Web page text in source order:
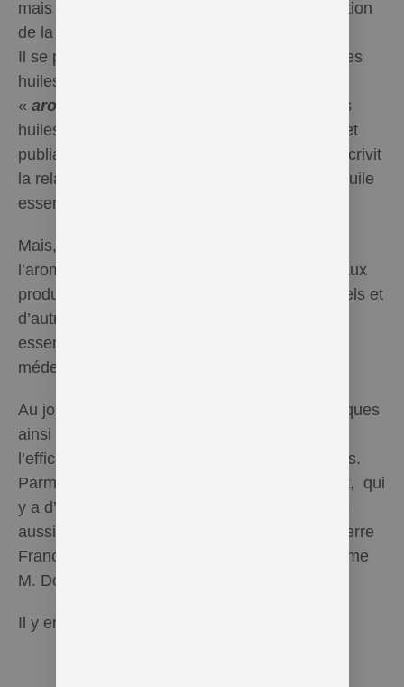
mais il pu remarquer une guérison et cicatrisation
de la plaie d’une rapidité déconcertante.
Il se pencha alors sur l’étude des propriétés des
huiles essentielles. Et, en 1928 créa le nom
« aromatharapie
« , pour désigner l’usage des
huiles essentielles à des fins thérapeutiques, et
publia un livre du même nom dans lequel il décrivit
la relation entre la structure biochimique de l’huile
essentielle et son activité.
Mais, malgré son incontestable efficacité,
l’aromathérapie doit se confronter d’une part aux
produits de synthèse des laboratoires industriels et
d’autre part à la méconnaissance des huiles
essentielles et de leur chémotype par les
médecins.
Au jour d’aujourd’hui, des chercheurs scientifiques
ainsi que des médecins travaillent à prouver
l’efficacité et la richesse des huiles essentielles.
Parmi les médecins, on peut citer le Dr. Valnet, qui
y a d’ailleurs beaucoup contribué. On retrouve
aussi des chercheurs de haut niveau tel M. Pierre
Franchomme ainsi que des pharmaciens comme
M. Dominique Baudoux.
Il y en a bien sûr bien d’autres….